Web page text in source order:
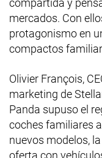
compartida y
mercados. Con
protagonismo en
compactos
Olivier François,
marketing de
Panda supuso el
coches familiares
nuevos modelos,
oferta con